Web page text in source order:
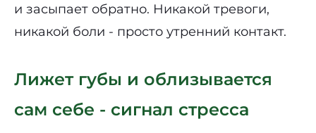
и засыпает обратно. Никакой тревоги,
никакой боли - просто утренний контакт.
Лижет губы и облизывается
сам себе - сигнал стресса